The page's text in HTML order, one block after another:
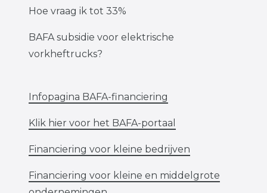
Hoe vraag ik tot 33%
BAFA subsidie voor elektrische
vorkheftrucks?
Infopagina BAFA-financiering
Klik hier voor het BAFA-portaal
Financiering voor kleine bedrijven
Financiering voor kleine en middelgrote